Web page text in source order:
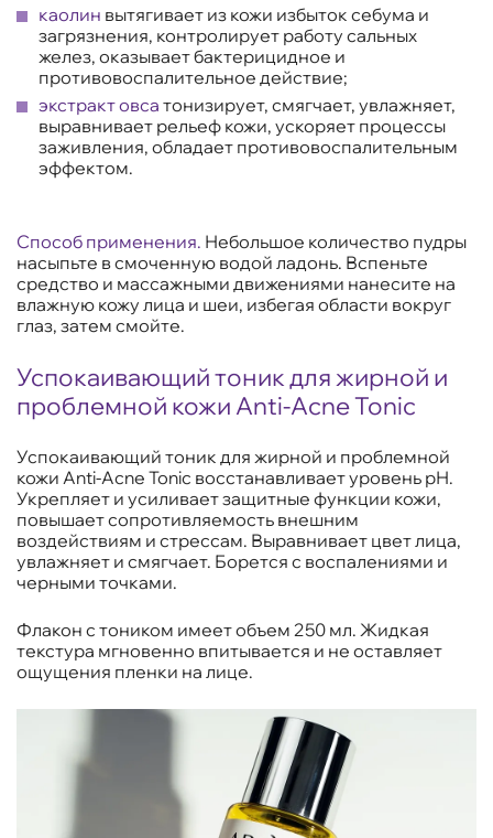
каолин вытягивает из кожи избыток себума и
загрязнения, контролирует работу сальных
желез, оказывает бактерицидное и
противовоспалительное действие;
экстракт овса тонизирует, смягчает, увлажняет,
выравнивает рельеф кожи, ускоряет процессы
заживления, обладает противовоспалительным
эффектом.
Способ применения. Небольшое количество пудры
насыпьте в смоченную водой ладонь. Вспеньте
средство и массажными движениями нанесите на
влажную кожу лица и шеи, избегая области вокруг
глаз, затем смойте.
Успокаивающий тоник для жирной и
проблемной кожи Anti-Acne Tonic
Успокаивающий тоник для жирной и проблемной
кожи Anti-Acne Tonic восстанавливает уровень рН.
Укрепляет и усиливает защитные функции кожи,
повышает сопротивляемость внешним
воздействиям и стрессам. Выравнивает цвет лица,
увлажняет и смягчает. Борется с воспалениями и
черными точками.
Флакон с тоником имеет объем 250 мл. Жидкая
текстура мгновенно впитывается и не оставляет
ощущения пленки на лице.